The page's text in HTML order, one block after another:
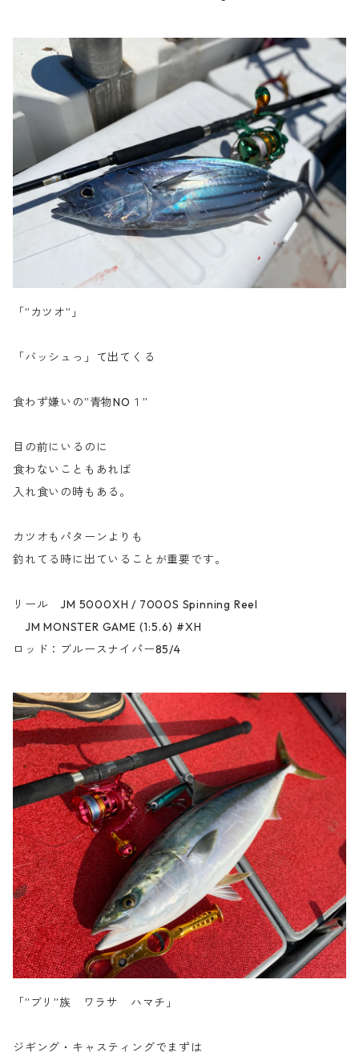
「”カツオ”」
「バッシュっ」て出てくる
食わず嫌いの”青物NO１”
目の前にいるのに
食わないこともあれば
入れ食いの時もある。
カツオもパターンよりも
釣れてる時に出ていることが重要です。
リール JM 5000XH / 7000S Spinning Reel
JM MONSTER GAME (1:5.6) #XH
ロッド：ブルースナイパー85/4
「”ブリ”族 ワラサ ハマチ」
ジギング・キャスティングでまずは